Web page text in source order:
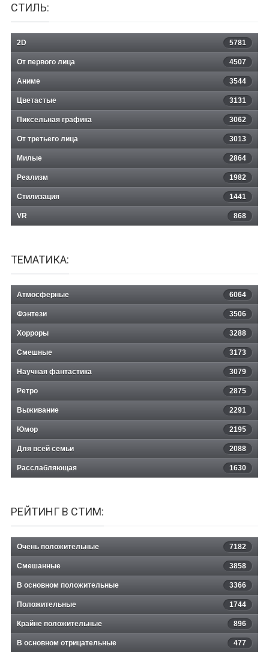
СТИЛЬ:
2D 5781
От первого лица 4507
Аниме 3544
Цветастые 3131
Пиксельная графика 3062
От третьего лица 3013
Милые 2864
Реализм 1982
Стилизация 1441
VR 868
ТЕМАТИКА:
Атмосферные 6064
Фэнтези 3506
Хорроры 3288
Смешные 3173
Научная фантастика 3079
Ретро 2875
Выживание 2291
Юмор 2195
Для всей семьи 2088
Расслабляющая 1630
РЕЙТИНГ В СТИМ:
Очень положительные 7182
Смешанные 3858
В основном положительные 3366
Положительные 1744
Крайне положительные 896
В основном отрицательные 477